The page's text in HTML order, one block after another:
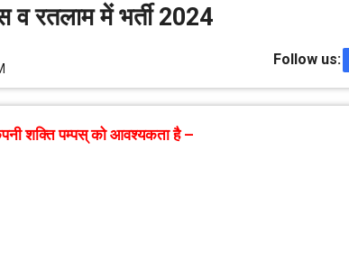
व रतलाम में भर्ती 2024
Follow us:
कंपनी शक्ति पम्‍पस् को आवश्‍यकता है –